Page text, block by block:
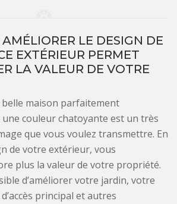
LE DESIGN DE
EXTÉRIEUR PERMET
LA VALEUR DE VOTRE
belle maison parfaitement
couleur chatoyante est un très
que vous voulez transmettre. En
de votre extérieur, vous
plus la valeur de votre propriété.
d’améliorer votre jardin, votre
principal et autres